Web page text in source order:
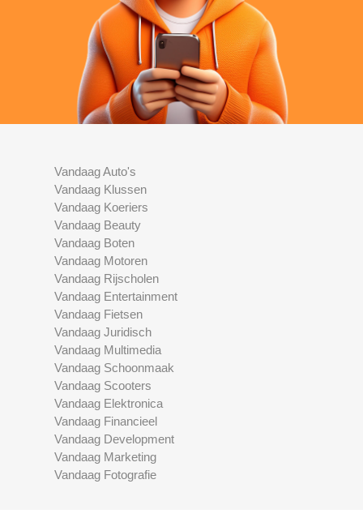
Vandaag Auto's
Vandaag Klussen
Vandaag Koeriers
Vandaag Beauty
Vandaag Boten
Vandaag Motoren
Vandaag Rijscholen
Vandaag Entertainment
Vandaag Fietsen
Vandaag Juridisch
Vandaag Multimedia
Vandaag Schoonmaak
Vandaag Scooters
Vandaag Elektronica
Vandaag Financieel
Vandaag Development
Vandaag Marketing
Vandaag Fotografie